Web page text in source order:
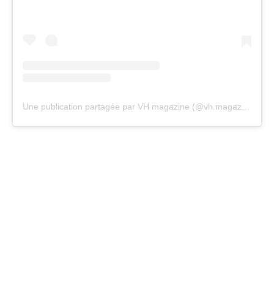
Une publication partagée par VH magazine (@vh.magazine)